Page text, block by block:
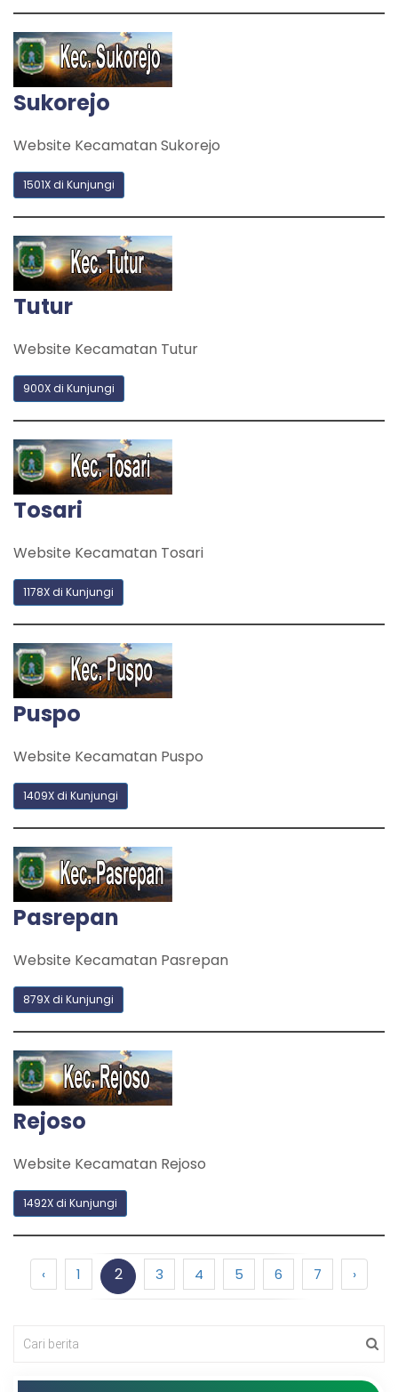
Sukorejo
Website Kecamatan Sukorejo
1501X di Kunjungi
Tutur
Website Kecamatan Tutur
900X di Kunjungi
Tosari
Website Kecamatan Tosari
1178X di Kunjungi
Puspo
Website Kecamatan Puspo
1409X di Kunjungi
Pasrepan
Website Kecamatan Pasrepan
879X di Kunjungi
Rejoso
Website Kecamatan Rejoso
1492X di Kunjungi
‹ 1 2 3 4 5 6 7 ›